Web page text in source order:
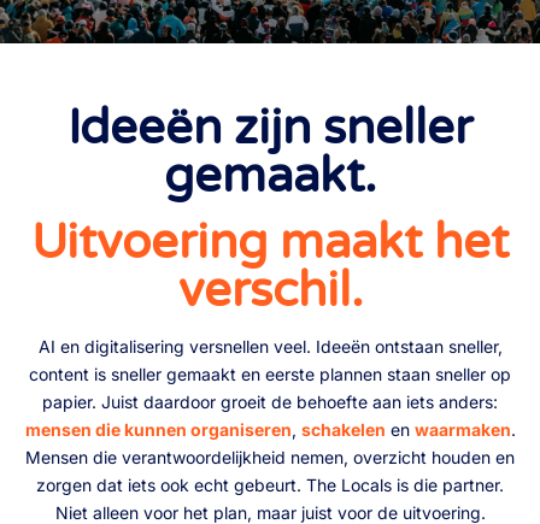
Ideeën zijn sneller
gemaakt.
Uitvoering maakt het
verschil.
AI en digitalisering versnellen veel. Ideeën ontstaan sneller,
content is sneller gemaakt en eerste plannen staan sneller op
papier. Juist daardoor groeit de behoefte aan iets anders:
mensen die kunnen organiseren, schakelen en waarmaken.
Mensen die verantwoordelijkheid nemen, overzicht houden en
zorgen dat iets ook echt gebeurt. The Locals is die partner.
Niet alleen voor het plan, maar juist voor de uitvoering.